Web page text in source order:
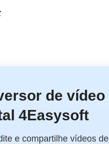
de vídeo
4Easysoft
e compartilhe vídeos de